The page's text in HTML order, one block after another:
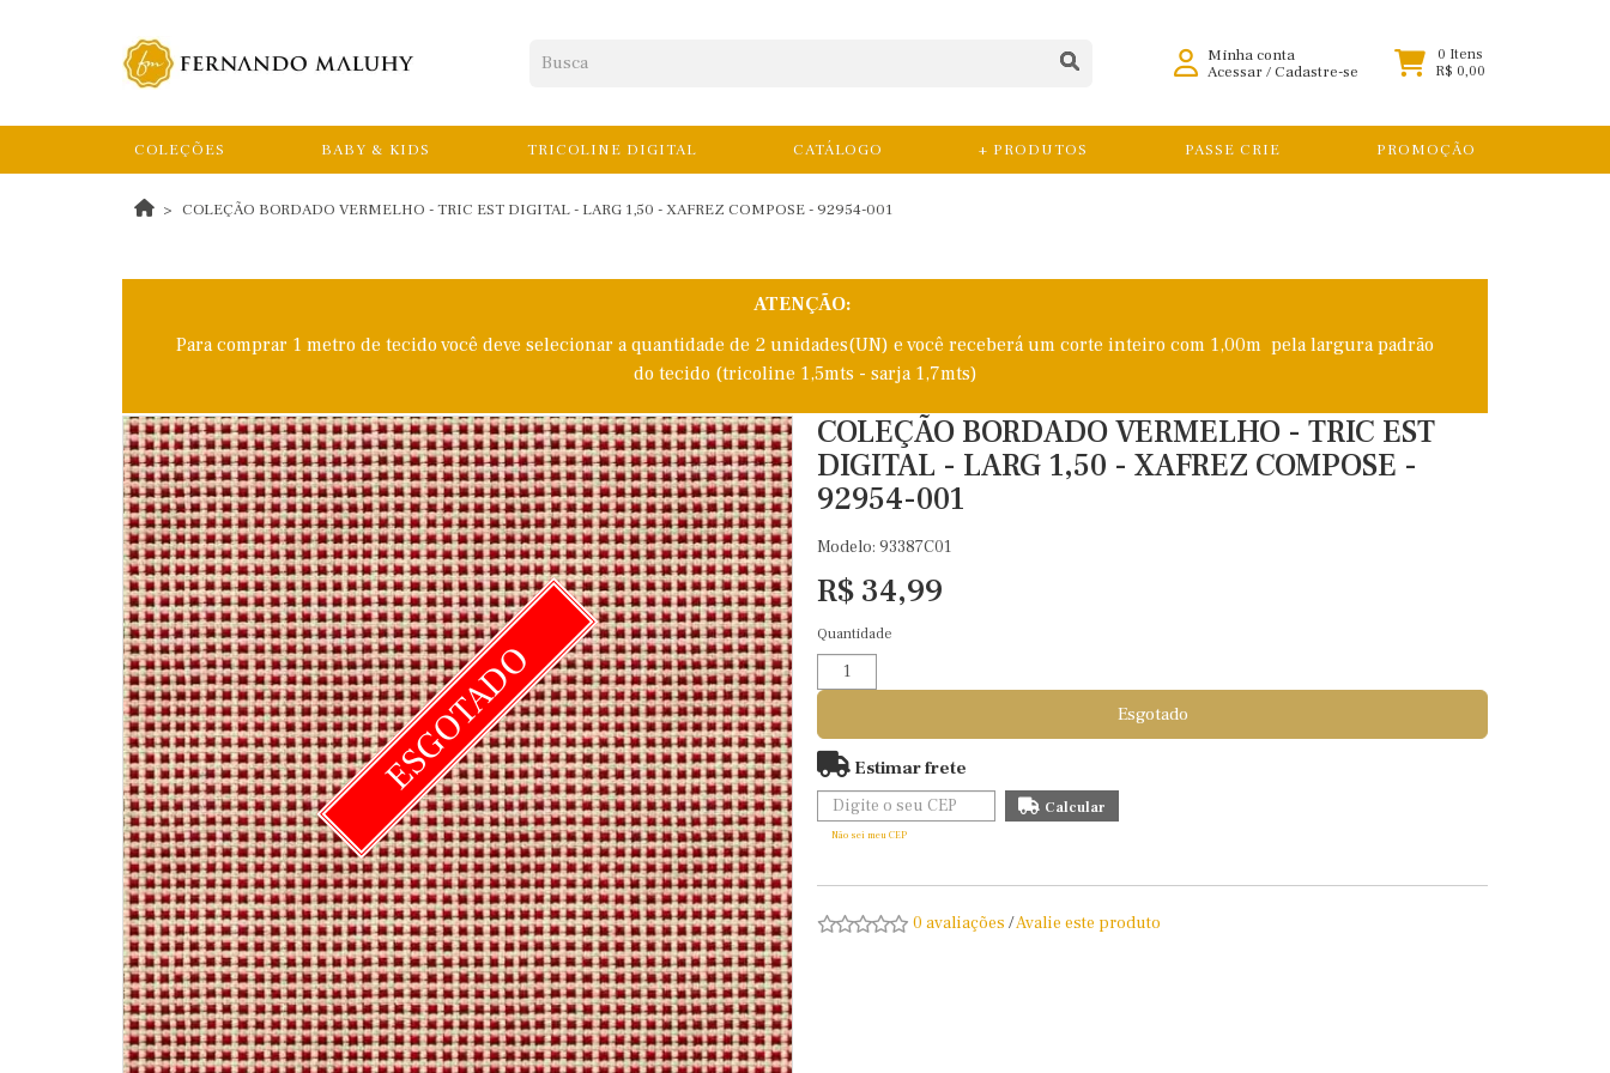
Minha conta
Acessar/Cadastre-se
0 Itens
R$ 0,00
COLEÇÕES BABY & KIDS TRICOLINE DIGITAL CATÁLOGO + PRODUTOS PASSE CRIE PROMOÇÃO
COLEÇÃO BORDADO VERMELHO - TRIC EST DIGITAL - LARG 1,50 - XAFREZ COMPOSE - 92954-001
ATENÇÃO:
Para comprar 1 metro de tecido você deve selecionar a quantidade de 2 unidades(UN) e você receberá um corte inteiro com 1,00m pela largura padrão
do tecido (tricoline 1,5mts - sarja 1,7mts)
ESGOTADO
COLEÇÃO BORDADO VERMELHO - TRIC EST
DIGITAL - LARG 1,50 - XAFREZ COMPOSE -
92954-001
Modelo: 93387C01
R$ 34,99
Quantidade
Esgotado
Estimar frete
Não sei meu CEP
0 avaliações /Avalie este produto